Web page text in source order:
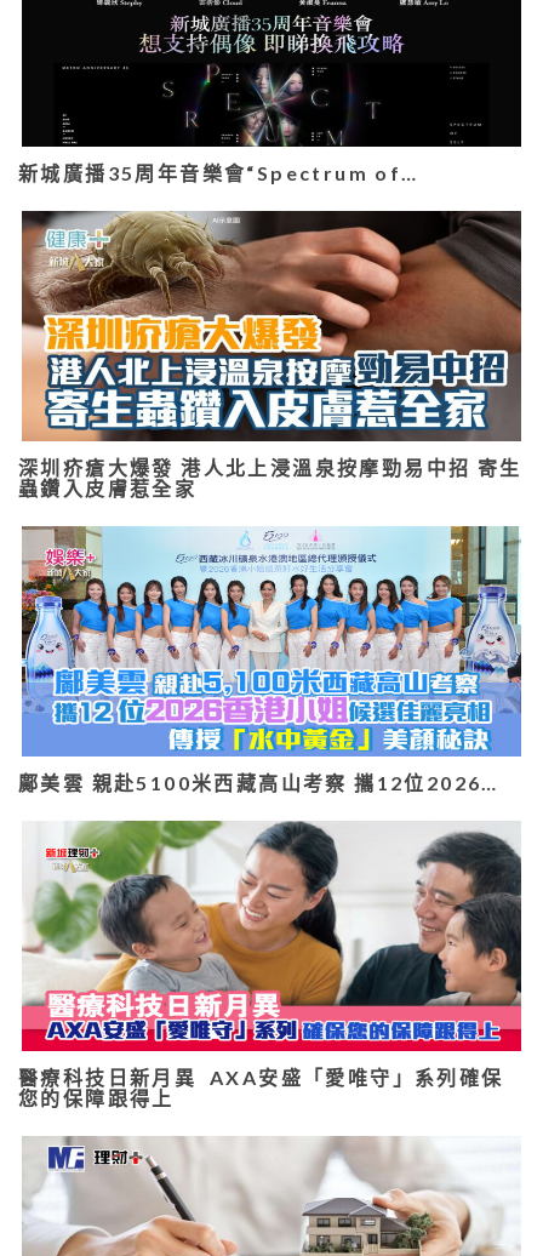
新城廣播35周年音樂會“Spectrum of…
深圳疥瘡大爆發 港人北上浸溫泉按摩勁易中招 寄生
蟲鑽入皮膚惹全家
鄺美雲 親赴5100米西藏高山考察 攜12位2026…
醫療科技日新月異 AXA安盛「愛唯守」系列確保
您的保障跟得上